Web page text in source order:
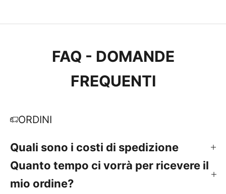
FAQ - DOMANDE
FREQUENTI
ORDINI
Quali sono i costi di spedizione
Quanto tempo ci vorrà per ricevere il
mio ordine?